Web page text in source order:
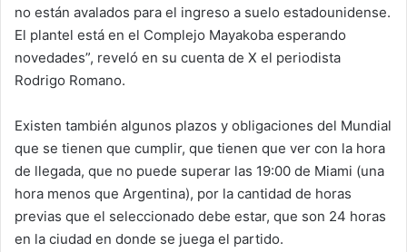
no están avalados para el ingreso a suelo estadounidense.
El plantel está en el Complejo Mayakoba esperando
novedades”, reveló en su cuenta de X el periodista
Rodrigo Romano.
Existen también algunos plazos y obligaciones del Mundial
que se tienen que cumplir, que tienen que ver con la hora
de llegada, que no puede superar las 19:00 de Miami (una
hora menos que Argentina), por la cantidad de horas
previas que el seleccionado debe estar, que son 24 horas
en la ciudad en donde se juega el partido.